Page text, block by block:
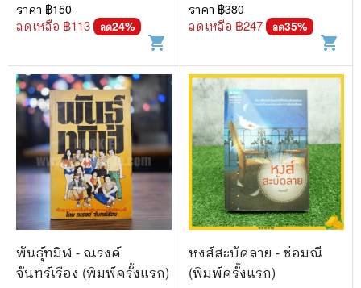
ราคา ฿150
ลดเหลือ ฿113 ลด24%
shopping_cart
ราคา ฿380
ลดเหลือ ฿247 ลด35%
shopping_cart
พันธุ์ทมิฬ - ณรงค์
จันทร์เรือง (พิมพ์ครั้งแรก)
หงส์สะบัดลาย - ช่อมณี
(พิมพ์ครั้งแรก)